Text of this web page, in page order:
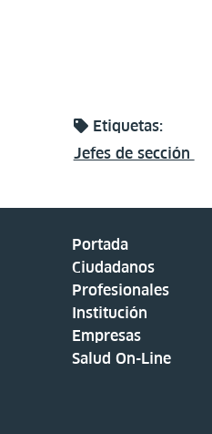
Etiquetas:
Jefes de sección
Portada
Ciudadanos
Profesionales
Institución
Empresas
Salud On-Line